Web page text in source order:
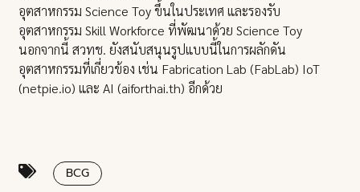
อุตสาหกรรม Science Toy ขึ้นในประเทศ และรองรับ
อุตสาหกรรม Skill Workforce ที่พัฒนาด้วย Science Toy
นอกจากนี้ สวทช. ยังสนับสนุนรูปแบบนี้ในการผลักดัน
อุตสาหกรรมที่เกี่ยวข้อง เช่น Fabrication Lab (FabLab) IoT
(netpie.io) และ AI (aiforthai.th) อีกด้วย
BCG